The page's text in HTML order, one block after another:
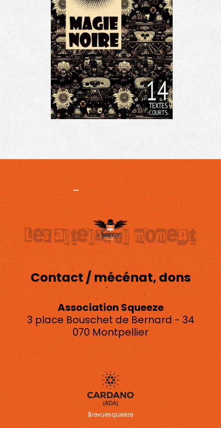
Projet -Mentions légales
Contact / mécénat, dons
Association Squeeze
3 place Bouschet de Bernard - 34
070 Montpellier
asso.squeeze@gmail.com
$revuesqueeze